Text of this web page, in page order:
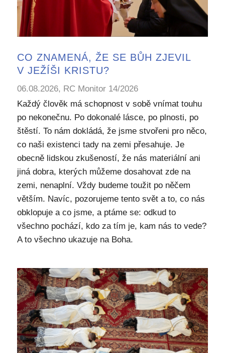
CO ZNAMENÁ, ŽE SE BŮH ZJEVIL
V JEŽÍŠI KRISTU?
06.08.2026, RC Monitor 14/2026
Každý člověk má schopnost v sobě vnímat touhu
po nekonečnu. Po dokonalé lásce, po plnosti, po
štěstí. To nám dokládá, že jsme stvořeni pro něco,
co naši existenci tady na zemi přesahuje. Je
obecně lidskou zkušeností, že nás materiální ani
jiná dobra, kterých můžeme dosahovat zde na
zemi, nenaplní. Vždy budeme toužit po něčem
větším. Navíc, pozorujeme tento svět a to, co nás
obklopuje a co jsme, a ptáme se: odkud to
všechno pochází, kdo za tím je, kam nás to vede?
A to všechno ukazuje na Boha.